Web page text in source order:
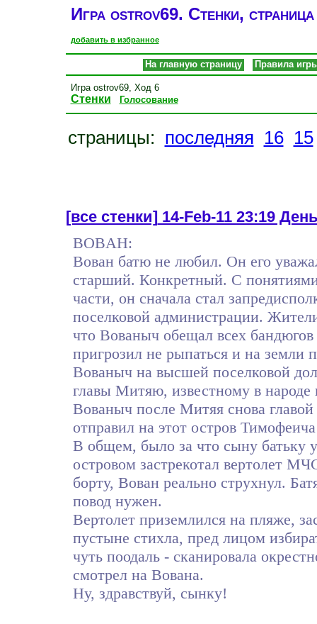
Игра ostrov69. Стенки,
добавить в избранное
На главную страницу Правила
Игра ostrov69, Ход 6
Стенки Голосование
страницы: последняя 16 15
[все стенки]14-Feb-11 23:19
BOBAH:
Вован батю не любил. Он его
старший. Конкретный. С
части, он сначала стал
поселковой администрации.
что Вованыч обещал всех
пригрозил не рыпаться и на земли
Вованыч на высшей поселковой
главы Митяю, известному в
Вованыч после Митяя снова главой
отправил на этот остров
В общем, было за что сыну батьку
островом застрекотал вертолет
борту, Вован реально струхнул.
повод нужен.
Вертолет приземлился на пляже,
пустыне стихла, пред лицом
чуть поодаль - сканировала
смотрел на Вована.
Ну, здравствуй, сынку!